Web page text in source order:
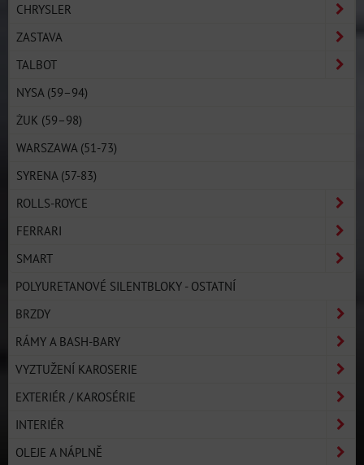
CHRYSLER
ZASTAVA
TALBOT
NYSA (59–94)
ŻUK (59–98)
WARSZAWA (51-73)
SYRENA (57-83)
ROLLS-ROYCE
FERRARI
SMART
POLYURETANOVÉ SILENTBLOKY - OSTATNÍ
BRZDY
RÁMY A BASH-BARY
VYZTUŽENÍ KAROSERIE
EXTERIÉR / KAROSÉRIE
INTERIÉR
OLEJE A NÁPLNĚ